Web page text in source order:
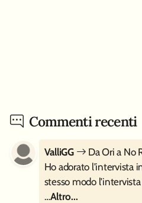
Commenti recenti
ValliGG
Da Ori a No Rest
Ho adorato l'intervista
stesso modo
…Altro...